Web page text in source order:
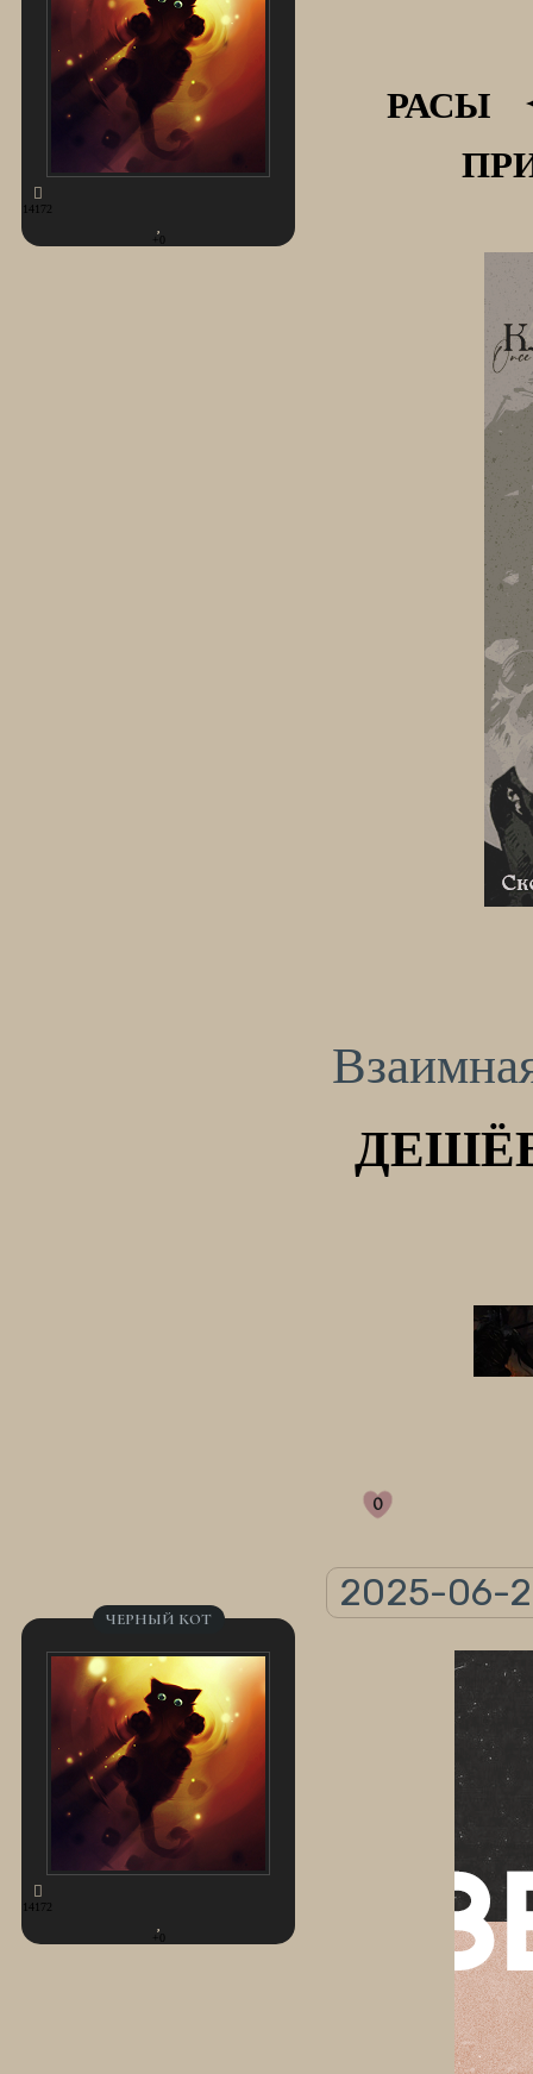
14172
+0
РАСЫ
0
2025-06-
ЧЕРНЫЙ КОТ
14172
+0